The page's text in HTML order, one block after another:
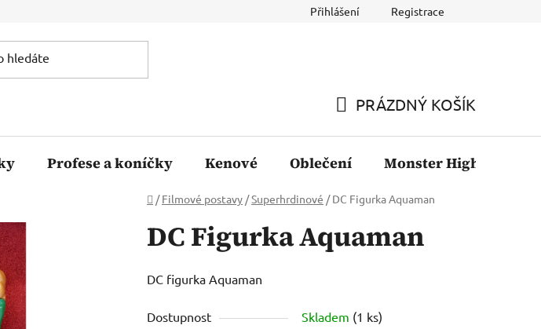
Přihlášení Registrace
KOŠÍK
PRÁZDNÝ KOŠÍK
Profese a koníčky Kenové Oblečení Monster High
Domů
/ Filmové postavy /Superhrdinové / DC Figurka Aquaman
DC Figurka Aquaman
DC figurka Aquaman
Dostupnost Skladem (1 ks)